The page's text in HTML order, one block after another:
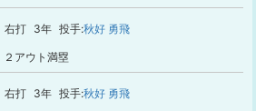
右打 3年 投手:秋好 勇飛
２アウト満塁
右打 3年 投手:秋好 勇飛